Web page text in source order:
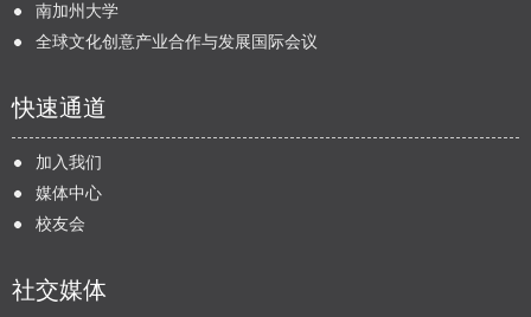
南加州大学
全球文化创意产业合作与发展国际会议
快速通道
加入我们
媒体中心
校友会
社交媒体